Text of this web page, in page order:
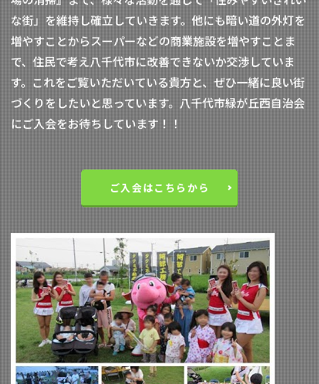
な街」を維持し確立していきます。他にも暗い道の外灯を
増やすことからスーパーなどの商業施設を増やすことま
で、住民で考え八千代市に改善できないか交渉していま
す。これをご覧いただいている貴方と、ぜひ一緒に良い街
づくりをしたいと思っています。八千代市緑が丘西自治会
にご入会をお待ちしています！！
ご入会はこちらから